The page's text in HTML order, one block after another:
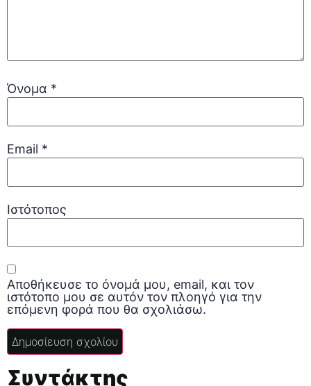
Όνομα *
Email *
Ιστότοπος
Αποθήκευσε το όνομά μου, email, και τον
ιστότοπο μου σε αυτόν τον πλοηγό για την
επόμενη φορά που θα σχολιάσω.
Συντάκτης